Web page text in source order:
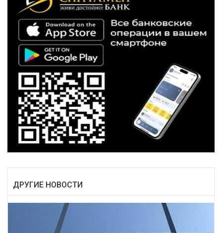
ДРУГИЕ НОВОСТИ